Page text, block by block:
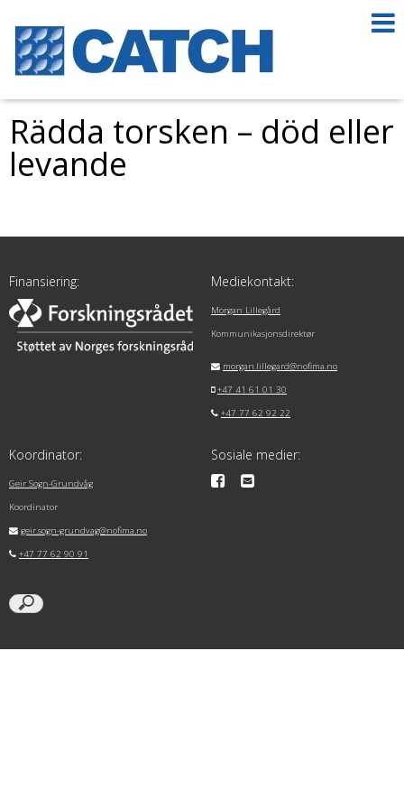
Rädda torsken – död eller
levande
Finansiering: Mediekontakt:
Morgan Lillegård
Kommunikasjonsdirektør
morgan.lillegard@nofima.no
+47 41 61 01 30
+47 77 62 92 22
Koordinator:
Geir Sogn-Grundvåg
Koordinator
geir.sogn-grundvag@nofima.no
+47 77 62 90 91
Sosiale medier: